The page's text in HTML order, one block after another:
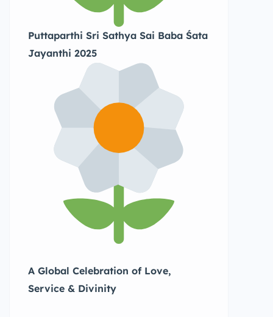
Puttaparthi Sri Sathya Sai Baba Śata
Jayanthi 2025
A Global Celebration of Love,
Service & Divinity